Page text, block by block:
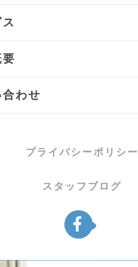
わせ
プライバシーポリシー
スタッフブログ